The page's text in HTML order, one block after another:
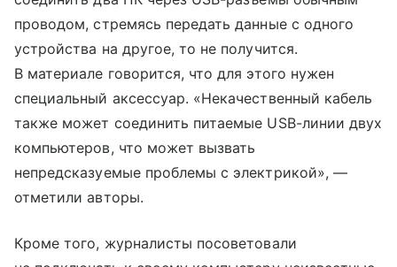
проводом, стремясь передать данные с одного
устройства на другое, то не получится.
В материале говорится, что для этого нужен
специальный аксессуар. «Некачественный кабель
также может соединить питаемые USB-линии двух
компьютеров, что может вызвать
непредсказуемые проблемы с электрикой», —
отметили авторы.
Кроме того, журналисты посоветовали